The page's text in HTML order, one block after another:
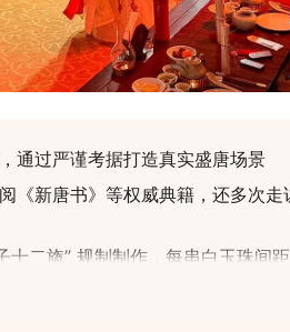
通过严谨考据打造真实盛唐场景
《新唐书》等权威典籍，还多次
十二旒” 规制制作，每串白玉珠间
，是依敦煌壁画形制复原的乐器，